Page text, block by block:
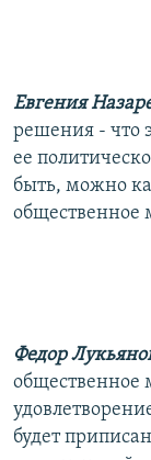
Евгения
решения - что
ее
быть, можно
общественное
Федор
общественное
будет